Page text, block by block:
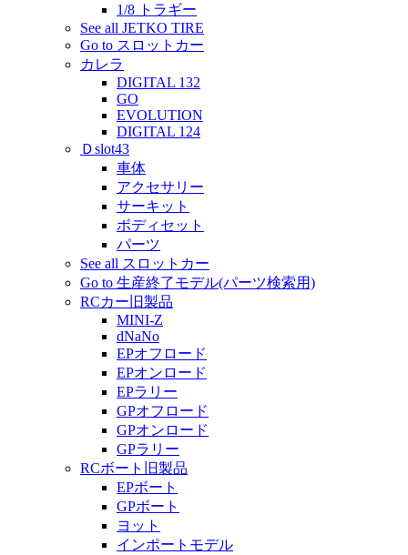
1/8 トラギー
See all JETKO TIRE
Go to スロットカー
カレラ
DIGITAL 132
GO
EVOLUTION
DIGITAL 124
Ｄslot43
車体
アクセサリー
サーキット
ボディセット
パーツ
See all スロットカー
Go to 生産終了モデル(パーツ検索用)
RCカー旧製品
MINI-Z
dNaNo
EPオフロード
EPオンロード
EPラリー
GPオフロード
GPオンロード
GPラリー
RCボート旧製品
EPボート
GPボート
ヨット
インポートモデル